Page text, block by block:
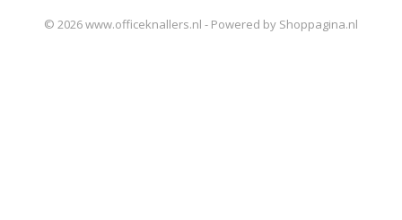
© 2026 www.officeknallers.nl - Powered by Shoppagina.nl